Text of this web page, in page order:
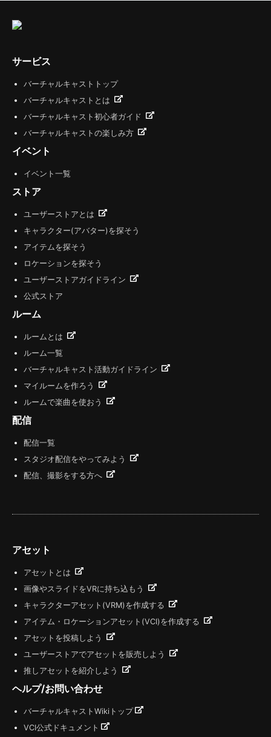
サービス
バーチャルキャストトップ
バーチャルキャストとは
バーチャルキャスト初心者ガイド
バーチャルキャストの楽しみ方
イベント
イベント一覧
ストア
ユーザーストアとは
キャラクター(アバター)を探そう
アイテムを探そう
ロケーションを探そう
ユーザーストアガイドライン
公式ストア
ルーム
ルームとは
ルーム一覧
バーチャルキャスト活動ガイドライン
マイルームを作ろう
ルームで楽曲を使おう
配信
配信一覧
スタジオ配信をやってみよう
配信、撮影をする方へ
アセット
アセットとは
画像やスライドをVRに持ち込もう
キャラクターアセット(VRM)を作成する
アイテム・ロケーションアセット(VCI)を作成する
アセットを投稿しよう
ユーザーストアでアセットを販売しよう
推しアセットを紹介しよう
ヘルプ/お問い合わせ
バーチャルキャストWikiトップ
VCI公式ドキュメント